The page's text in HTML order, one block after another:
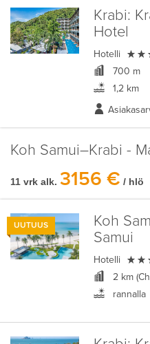
Krabi:
Hotel
Hotelli
700 m
1,2 km
Koh Samui–Krabi -
11 vrk alk. 3156 € / hlö
UUTUUS Koh
Samui
Hotelli
2 km
rannalla